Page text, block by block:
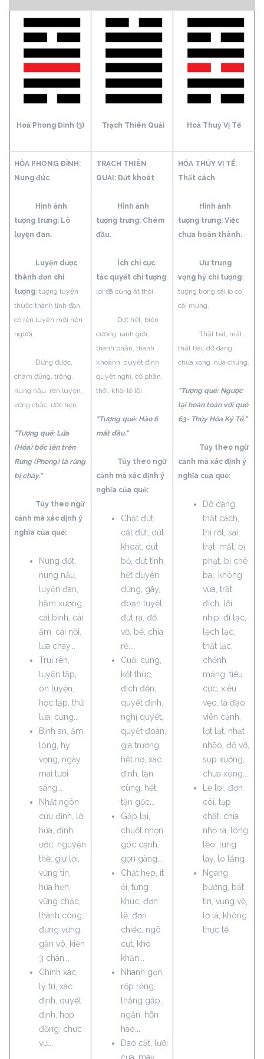
Hoả Phong Đỉnh (3) Trạch Thiên Quải Hoả Thuỷ Vị Tế
HỎA PHONG ĐỈNH:
Nung đúc
Hình ảnh
tượng trưng: Lò
luyện đan.
Luyện dược
thành đơn chi
tượng: tượng luyện
thuốc thành linh đan,
có rèn luyện mới nên
người.
Đứng được,
chậm đứng, trồng,
nung nấu, rèn luyện,
vững chắc, ước hẹn.
"Tượng quẻ: Lửa
(Hỏa) bốc lên trên
Rừng (Phong) là rừng
bị cháy."
Tùy theo ngữ
cảnh mà xác định ý
nghĩa của quẻ:
Nung đốt,
nung nấu,
luyện đan,
hầm xương,
cái bình, cái
ấm, cái nồi,
lửa cháy...
Trui rèn,
luyện tập,
ôn luyện,
học tập, thử
lửa, cứng...
Bình an, ấm
lòng, hy
vọng, ngày
mai tươi
sáng...
Nhất ngôn
cửu đỉnh, lời
hứa, đính
ước, nguyện
thề, giữ lời,
vững tin,
hứa hẹn,
vững chắc,
thành công,
đứng vững,
gắn vô, kiền
3 chân...
Chính xác,
lý trí, xác
định, quyết
định, hợp
đồng, chức
vụ...
TRẠCH THIÊN
QUẢI: Dứt khoát
Hình ảnh
tượng trưng: Chém
đầu.
Ích chi cực
tắc quyết chi tượng:
lợi đã cùng ắt thôi.
Dứt hết, biên
cương, ranh giới,
thành phần, thành
khoảnh, quyết định,
quyết nghị, cổ phần,
thôi, khai lề lối.
"Tượng quẻ: Hào 6
mất đầu."
Tùy theo ngữ
cảnh mà xác định ý
nghĩa của quẻ:
Chặt đứt,
cắt đứt, dứt
khoát, dứt
bỏ, dứt tình,
hết duyên,
dừng, gãy,
đoạn tuyệt,
đứt ra, đổ
vỡ, bể, chia
rẽ...
Cuối cùng,
kết thúc,
đích đến,
quyết định,
nghị quyết,
quyết đoán,
gia trưởng,
hết nợ, xác
định, tận
cùng, hết,
tận gốc...
Gập lại,
chuốt nhọn,
góc cạnh,
gọn gàng...
Chật hẹp, ít
ỏi, từng
khúc, đơn
lẽ, đơn
chiếc, ngõ
cụt, khó
khăn...
Nhanh gọn,
rốp rẻng,
thắng gấp,
ngắn, hỗn
hào...
Dao cắt, lưỡi
HỎA THỦY VỊ TẾ:
Thất cách
Hình ảnh
tượng trưng: Việc
chưa hoàn thành.
Ưu trung
vọng hỷ chi tượng:
tượng trong cái lo có
cái mừng.
Thất bát, mất,
thất bại, dở dang,
chưa xong, nửa chừng.
"Tượng quẻ: Ngược
lại hoàn toàn với quẻ
63- Thủy Hỏa Ký Tế."
Tùy theo ngữ
cảnh mà xác định ý
nghĩa của quẻ:
Dỡ dang,
thất cách,
thi rớt, sai,
trật, mất, bị
phạt, bị chê
bai, không
vừa, trật
đích, lỗi
nhịp, đi lạc,
lệch lạc,
thất lạc,
chểnh
mảng, tiêu
cực, xiêu
vẹo, tà đạo,
viễn cảnh,
lợt lạt, nhạt
nhẽo, đổ vỡ,
sụp xuống,
chưa xong...
Lẽ loi, đơn
côi, tạp
chất, chia
nhỏ ra, lõng
lẽo, lung
lay, lo lắng
Ngang
bướng, bất
tín, vụng về,
lơ là, không
thực tế